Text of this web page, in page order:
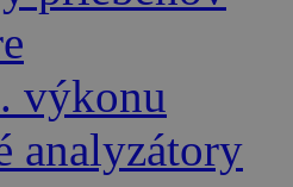
výkonu
analyzátory